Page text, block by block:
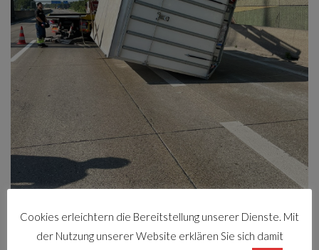
Cookies erleichtern die Bereitstellung unserer Dienste. Mit
der Nutzung unserer Website erklären Sie sich damit